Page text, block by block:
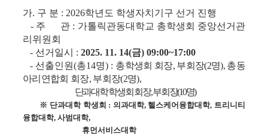
가. 구 분 : 2026학년도 학생자치기구 선거 진행
- 주 관 : 가톨릭관동대학교 총학생회 중앙선거관
리위원회
- 선거일시 : 2025. 11. 14(금) 09:00~17:00
- 선출인원(총14명) : 총학생회 회장, 부회장(2명), 총동
아리연합회 회장, 부회장(2명),
단과대학 학생회 회장,부회장(10명)
※ 단과대학 학생회 : 의과대학,헬스케어융합대학, 트리니티
융합대학, 사범대학,
휴먼서비스대학